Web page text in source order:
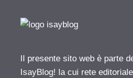
Il presente sito web è parte
IsayBlog! la cui rete